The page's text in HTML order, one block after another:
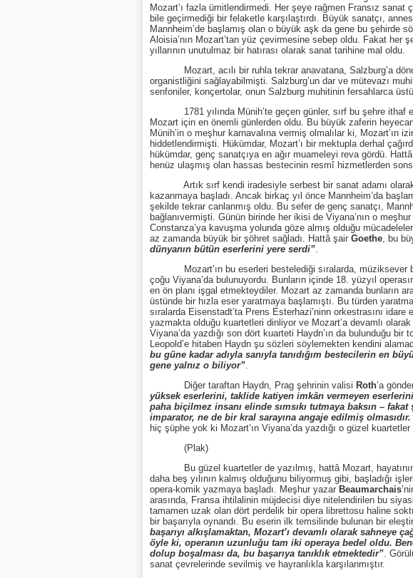
Mozart’ı fazla ümitlendirmedi. Her şeye rağmen Fransız
bile geçirmediği bir felaketle karşılaştırdı. Büyük sanatçı,
Mannheim’de başlamış olan o büyük aşk da gene bu şehirde
Aloisia’nın Mozart’tan yüz çevirmesine sebep oldu. Fakat her
yıllarının unutulmaz bir hatırası olarak sanat tarihine mal oldu.
Mozart, acılı bir ruhla tekrar anavatana, Salzburg’a
organistliğini sağlayabilmişti. Salzburg’un dar ve mütevazı
senfoniler, konçertolar, onun Salzburg muhitinin fersahlarca
1781 yılında Münih’te geçen günler, sırf bu şehre ithaf
Mozart için en önemli günlerden oldu. Bu büyük zaferin
Münih’in o meşhur karnavalına vermiş olmalılar ki, Mozart’ın
hiddetlendirmişti. Hükümdar, Mozart’ı bir mektupla derhal
hükümdar, genç sanatçıya en ağır muameleyi reva gördü.
henüz ulaşmış olan hassas bestecinin resmî hizmetlerden
Artık sırf kendi iradesiyle serbest bir sanat adamı olarak
kazanmaya başladı. Ancak birkaç yıl önce Mannheim’da
şekilde tekrar canlanmış oldu. Bu sefer de genç sanatçı,
bağlanıvermişti. Günün birinde her ikisi de Viyana’nın o
Constanza’ya kavuşma yolunda göze almış olduğu
az zamanda büyük bir şöhret sağladı. Hattâ şair Goethe, bu
dünyanın bütün eserlerini yere serdi”.
Mozart’ın bu eserleri bestelediği sıralarda, müziksever
çoğu Viyana’da bulunuyordu. Bunların içinde 18. yüzyıl
en ön planı işgal etmekteydiler. Mozart az zamanda bunların
üstünde bir hızla eser yaratmaya başlamıştı. Bu türden
sıralarda Eisenstadt’ta Prens Esterhazi’ninn orkestrasını
yazmakta olduğu kuartetleri dinliyor ve Mozart’a devamlı
Viyana’da yazdığı son dört kuarteti Haydn’ın da bulunduğu
Leopold’e hitaben Haydn şu sözleri söylemekten kendini
bu güne kadar adıyla sanıyla tanıdığım bestecilerin en
gene yalnız o biliyor”.
Diğer taraftan Haydn, Prag şehrinin valisi Roth’a
yüksek eserlerini, taklide katiyen imkân vermeyen
paha biçilmez insanı elinde sımsıkı tutmaya baksın –
imparator, ne de bir kral sarayına angaje edilmiş
hiç şüphe yok ki Mozart’ın Viyana’da yazdığı o güzel kuartetler
(Plak)
Bu güzel kuartetler de yazılmış, hattâ Mozart, hayatının
daha beş yılının kalmış olduğunu biliyormuş gibi, başladığı
opera-komik yazmaya başladı. Meşhur yazar Beaumarchais
arasında, Fransa ihtilalinin müjdecisi diye nitelendirilen bu
tamamen uzak olan dört perdelik bir opera librettosu haline
bir başarıyla oynandı. Bu eserin ilk temsilinde bulunan bir
başarıyı alkışlamaktan, Mozart’ı devamlı olarak sahneye
öyle ki, operanın uzunluğu tam iki operaya bedel oldu.
dolup boşalması da, bu başarıya tanıklık etmektedir”.
sanat çevrelerinde sevilmiş ve hayranlıkla karşılanmıştır.